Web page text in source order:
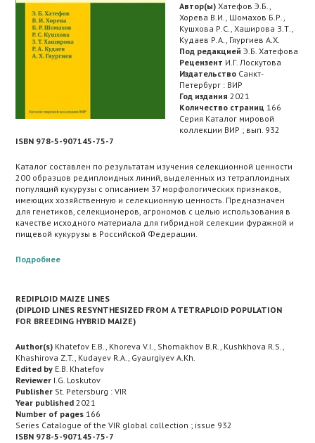
Автор(ы) Хатефов Э.Б.,
Хорева В.И., Шомахов Б.Р.,
Кушхова Р.С., Хаширова З.Т.,
Кудаев Р.А., Гяургиев А.Х.
Под редакцией Э.Б. Хатефова
Рецензент И.Г. Лоскутова
Издательство Санкт-
Петербург : ВИР
Год издания 2021
Количество страниц 166
Серия Каталог мировой
коллекции ВИР ; вып. 932
ISBN 978-5-907145-75-7
Каталог составлен по результатам изучения селекционной ценности
200 образцов редиплоидных линий, выделенных из тетраплоидных
популяций кукурузы с описанием 37 морфологических признаков,
имеющих хозяйственную и селекционную ценность. Предназначен
для генетиков, селекционеров, агрономов с целью использования в
качестве исходного материала для гибридной селекции фуражной и
пищевой кукурузы в Российской Федерации.
Подробнее
REDIPLOID MAIZE LINES
(DIPLOID LINES RESYNTHESIZED FROM A TETRAPLOID POPULATION
FOR BREEDING HYBRID MAIZE)
Author(s) Khatefov E.B., Khoreva V.I., Shomakhov B.R., Kushkhova R.S.,
Khashirova Z.T., Kudayev R.A., Gyaurgiyev A.Kh.
Edited by E.B. Khatefov
Reviewer I.G. Loskutov
Publisher St. Petersburg : VIR
Year published 2021
Number of pages 166
Series Catalogue of the VIR global collection ; issue 932
ISBN 978-5-907145-75-7